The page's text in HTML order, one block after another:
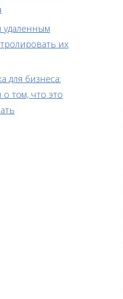
удаленным
их
для бизнеса:
том, что это